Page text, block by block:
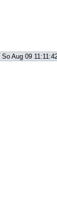
So Aug 09